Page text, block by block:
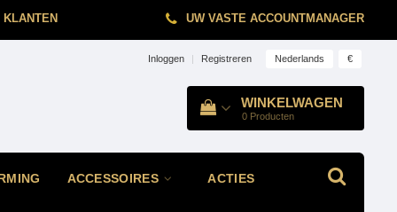
UW VASTE ACCOUNTMANAGER
Inloggen | Registreren Nederlands €
WINKELWAGEN
0 Producten
ACCESSOIRES ACTIES